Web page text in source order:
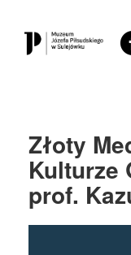
Muzeum Józefa Piłsudskiego w Sulejówku
Złoty
Kulturze
prof.